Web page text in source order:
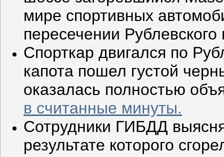
мире спортивных
пересечении
Спорткар двигался по
капота пошел густой
оказалась полностью
в считанные минуты.
Сотрудники ГИБДД
результате которого